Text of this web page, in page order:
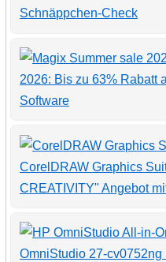
Schnäppchen-Check
2026: Bis zu 63% Rabatt
Software
CorelDRAW Graphics
CREATIVITY" Angebot
OmniStudio 27-